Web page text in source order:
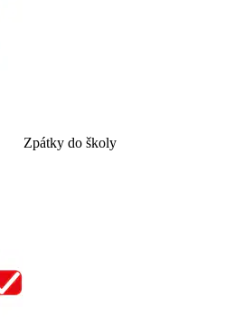
Zpátky do školy